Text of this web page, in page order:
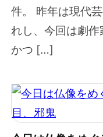
件。 昨年は現代
れし、今回は劇作
かつ […]